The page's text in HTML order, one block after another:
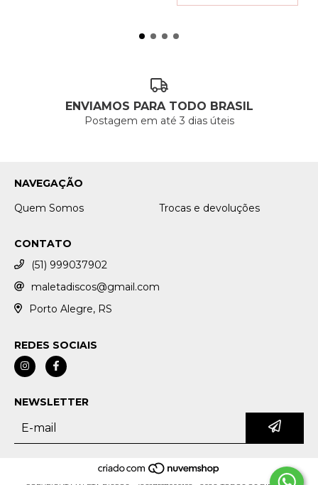
ENVIAMOS PARA TODO BRASIL
Postagem em até 3 dias úteis
NAVEGAÇÃO
Quem Somos
Trocas e devoluções
CONTATO
(51) 999037902
maletadiscos@gmail.com
Porto Alegre, RS
REDES SOCIAIS
NEWSLETTER